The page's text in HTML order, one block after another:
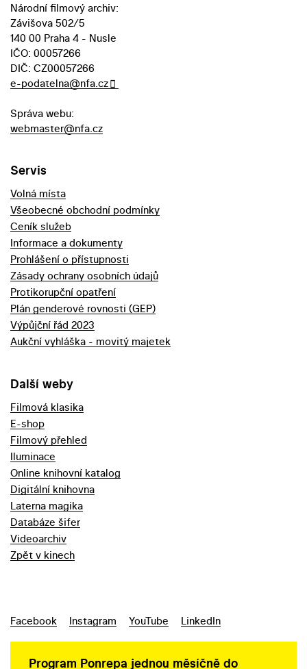
Národní filmový archiv:
Závišova 502/5
140 00 Praha 4 - Nusle
IČO: 00057266
DIČ: CZ00057266
e-podatelna@nfa.cz
Správa webu:
webmaster@nfa.cz
Servis
Volná místa
Všeobecné obchodní podmínky
Ceník služeb
Informace a dokumenty
Prohlášení o přístupnosti
Zásady ochrany osobních údajů
Protikorupční opatření
Plán genderové rovnosti (GEP)
Výpůjční řád 2023
Aukční vyhláška - movitý majetek
Další weby
Filmová klasika
E-shop
Filmový přehled
Iluminace
Online knihovní katalog
Digitální knihovna
Laterna magika
Databáze šifer
Videoarchiv
Zpět v kinech
Facebook Instagram YouTube LinkedIn
Program Ponrepa jednou měsíčně do